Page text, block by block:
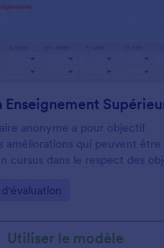
Enseignement
anonyme a pour objectif
améliorations qui peuvent être
cursus dans le respect des
Utiliser le modèle